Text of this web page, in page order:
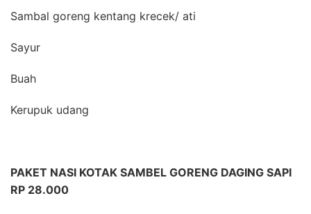
Sambal goreng kentang krecek/ ati
Sayur
Buah
Kerupuk udang
PAKET NASI KOTAK SAMBEL GORENG DAGING SAPI
RP 28.000